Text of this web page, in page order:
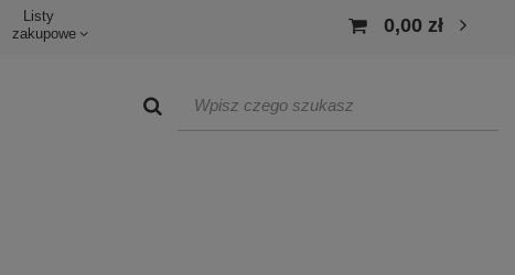
Listy
zakupowe
0,00 zł